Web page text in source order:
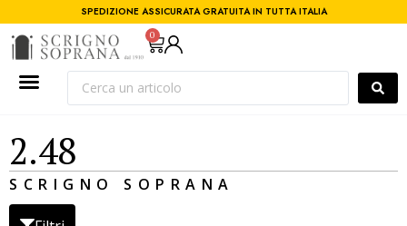
SPEDIZIONE ASSICURATA GRATUITA IN TUTTA ITALIA
0
2.48
SCRIGNO SOPRANA